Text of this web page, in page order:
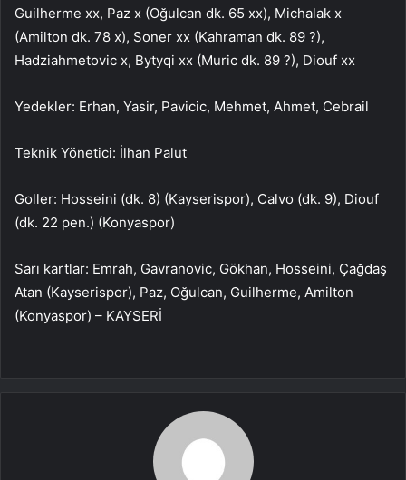
Guilherme xx, Paz x (Oğulcan dk. 65 xx), Michalak x
(Amilton dk. 78 x), Soner xx (Kahraman dk. 89 ?),
Hadziahmetovic x, Bytyqi xx (Muric dk. 89 ?), Diouf xx
Yedekler: Erhan, Yasir, Pavicic, Mehmet, Ahmet, Cebrail
Teknik Yönetici: İlhan Palut
Goller: Hosseini (dk. 8) (Kayserispor), Calvo (dk. 9), Diouf
(dk. 22 pen.) (Konyaspor)
Sarı kartlar: Emrah, Gavranovic, Gökhan, Hosseini, Çağdaş
Atan (Kayserispor), Paz, Oğulcan, Guilherme, Amilton
(Konyaspor) – KAYSERİ